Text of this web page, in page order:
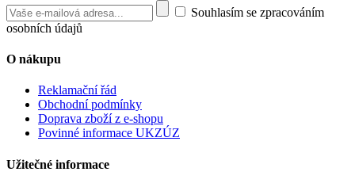
Souhlasím se zpracováním
osobních údajů
O nákupu
Reklamační řád
Obchodní podmínky
Doprava zboží z e-shopu
Povinné informace UKZÚZ
Užitečné informace